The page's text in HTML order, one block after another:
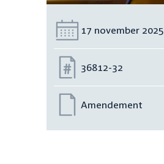
Datum:
17 november 2025
Nummer:
36812-32
Amendement